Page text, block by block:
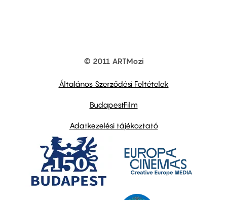
© 2011 ARTMozi
Általános Szerződési Feltételek
BudapestFilm
Adatkezelési tájékoztató